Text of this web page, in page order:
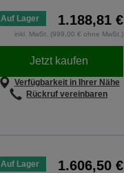
Auf Lager 1.188,81 €
inkl. MwSt. (999,00 € ohne MwSt.)
Jetzt kaufen
Verfügbarkeit in Ihrer Nähe
Rückruf vereinbaren
Auf Lager 1.606,50 €